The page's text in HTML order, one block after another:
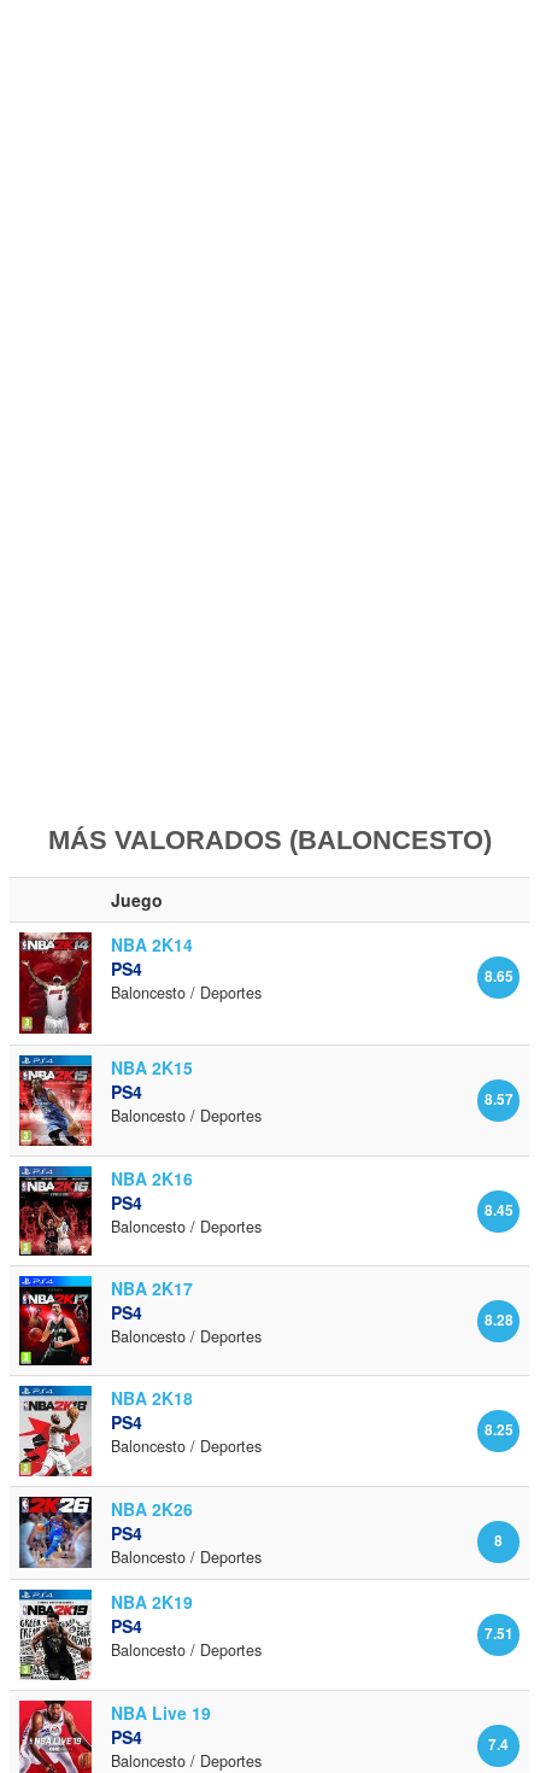
MÁS VALORADOS (BALONCESTO)
Juego
NBA 2K14
8.65
PS4
Baloncesto / Deportes
NBA 2K15
8.57
PS4
Baloncesto / Deportes
NBA 2K16
8.45
PS4
Baloncesto / Deportes
NBA 2K17
8.28
PS4
Baloncesto / Deportes
NBA 2K18
8.25
PS4
Baloncesto / Deportes
NBA 2K26
8
PS4
Baloncesto / Deportes
NBA 2K19
7.51
PS4
Baloncesto / Deportes
NBA Live 19
7.4
PS4
Baloncesto / Deportes